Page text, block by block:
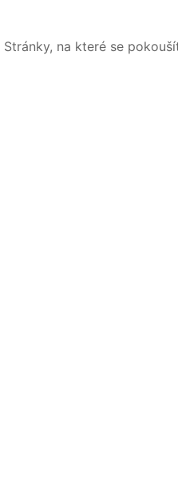
Stránky, na které se